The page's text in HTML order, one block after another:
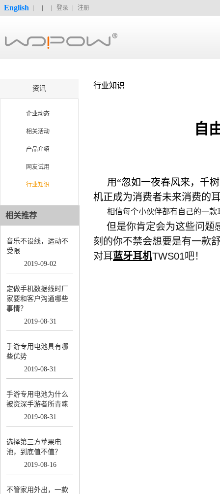
English 登录 注册
资讯
企业动态
相关活动
产品介绍
网友试用
行业知识
相关推荐
音乐不设线，运动不
受限
2019-09-02
定做手机数据线时厂
家要和客户沟通哪些
事情？
2019-08-31
手游专用电池具有哪
些优势
2019-08-31
手游专用电池为什么
被资深手游者所青睐
2019-08-31
选择第三方苹果电
池，到底值不值？
2019-08-16
不管家用外出，一款
行业知识
自
用“忽如一夜春风来，千
机正成为消费者未来消费的
相信每个小伙伴都有自己的一
但是你肯定会为这些问题
刻的你不禁会想要是有一款
对耳蓝牙耳机TWS01吧！